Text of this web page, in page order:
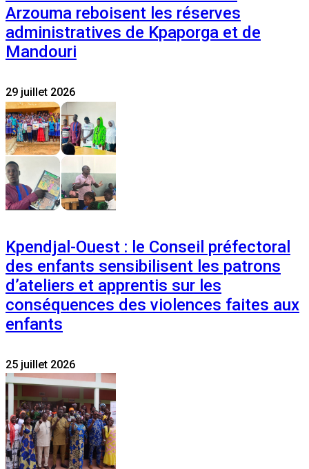
Arzouma reboisent les réserves
administratives de Kpaporga et de
Mandouri
29 juillet 2026
Kpendjal-Ouest : le Conseil préfectoral
des enfants sensibilisent les patrons
d’ateliers et apprentis sur les
conséquences des violences faites aux
enfants
25 juillet 2026